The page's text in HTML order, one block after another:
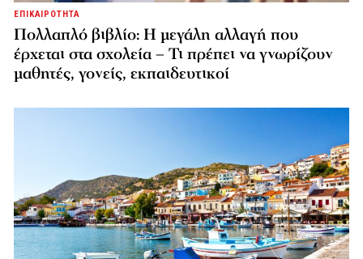
ΕΠΙΚΑΙΡΟΤΗΤΑ
Πολλαπλό βιβλίο: Η μεγάλη αλλαγή που
έρχεται στα σχολεία – Τι πρέπει να γνωρίζουν
μαθητές, γονείς, εκπαιδευτικοί